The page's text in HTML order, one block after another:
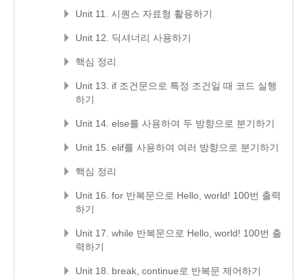
Unit 11. 시퀀스 자료형 활용하기
Unit 12. 딕셔너리 사용하기
핵심 정리
Unit 13. if 조건문으로 특정 조건일 때 코드 실행
하기
Unit 14. else를 사용하여 두 방향으로 분기하기
Unit 15. elif를 사용하여 여러 방향으로 분기하기
핵심 정리
Unit 16. for 반복문으로 Hello, world! 100번 출력
하기
Unit 17. while 반복문으로 Hello, world! 100번 출
력하기
Unit 18. break, continue로 반복문 제어하기